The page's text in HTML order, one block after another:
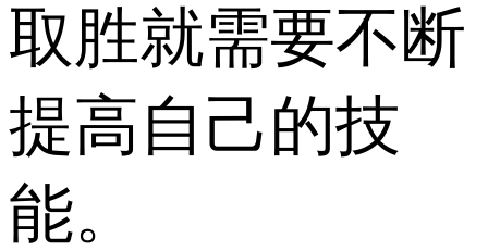
取胜就需要不断
提高自己的技
能。